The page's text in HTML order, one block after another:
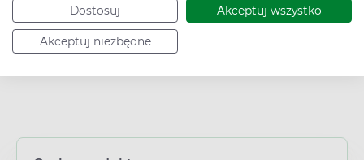
Dostosuj Akceptuj wszystko
Akceptuj niezbędne